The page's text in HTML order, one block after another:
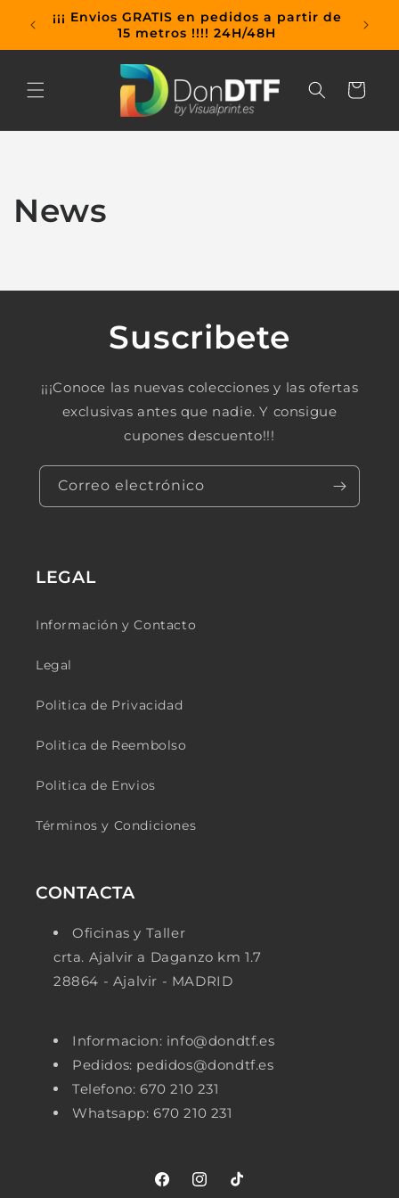
directamente
¡¡¡ Envios GRATIS en pedidos a partir de
15 metros !!!! 24H/48H
Carrito
News
Suscribete
¡¡¡Conoce las nuevas colecciones y las ofertas
exclusivas antes que nadie. Y consigue
cupones descuento!!!
Correo electrónico
LEGAL
Información y Contacto
Legal
Politica de Privacidad
Politica de Reembolso
Politica de Envios
Términos y Condiciones
CONTACTA
Oficinas y Taller
crta. Ajalvir a Daganzo km 1.7
28864 - Ajalvir - MADRID
Informacion: info@dondtf.es
Pedidos: pedidos@dondtf.es
Telefono: 670 210 231
Whatsapp: 670 210 231
FacebookInstagram
TikTok